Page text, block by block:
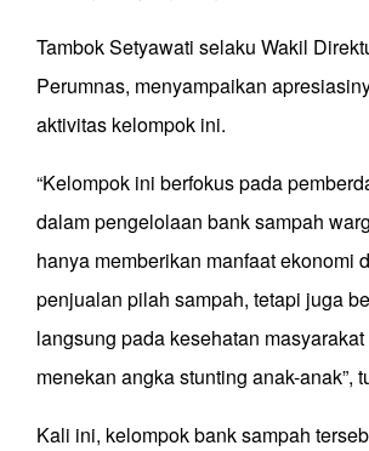
Tambok Setyawati selaku Wakil
Perumnas, menyampaikan
aktivitas kelompok ini.
“Kelompok ini berfokus pada
dalam pengelolaan bank sampah
hanya memberikan manfaat ekonomi
penjualan pilah sampah, tetapi juga
langsung pada kesehatan
menekan angka stunting anak-anak”,
Kali ini, kelompok bank sampah